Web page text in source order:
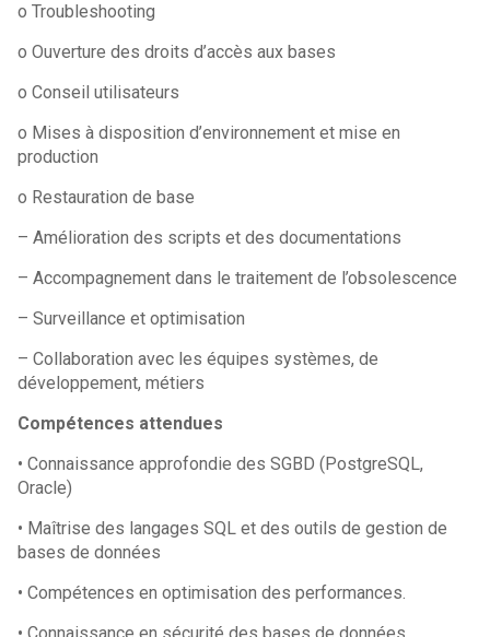
o Troubleshooting
o Ouverture des droits d’accès aux bases
o Conseil utilisateurs
o Mises à disposition d’environnement et mise en
production
o Restauration de base
– Amélioration des scripts et des documentations
– Accompagnement dans le traitement de l’obsolescence
– Surveillance et optimisation
– Collaboration avec les équipes systèmes, de
développement, métiers
Compétences attendues
• Connaissance approfondie des SGBD (PostgreSQL,
Oracle)
• Maîtrise des langages SQL et des outils de gestion de
bases de données
• Compétences en optimisation des performances.